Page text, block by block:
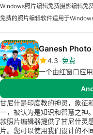
Windows照片编辑免费摄影编辑免
免费的照片编辑软件适用于
Ganesh
4.3 免费
一个由红窗口应
甘尼什是印度教的神灵，象征
一，被认为是知识和智慧之神
款照片编辑器提供了甘尼什灵
片。您可以使用我们设计的不